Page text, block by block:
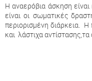
Η αναερόβια άσκηση
είναι οι σωματικές
περιορισμένη διάρκεια.
και λάστιχα